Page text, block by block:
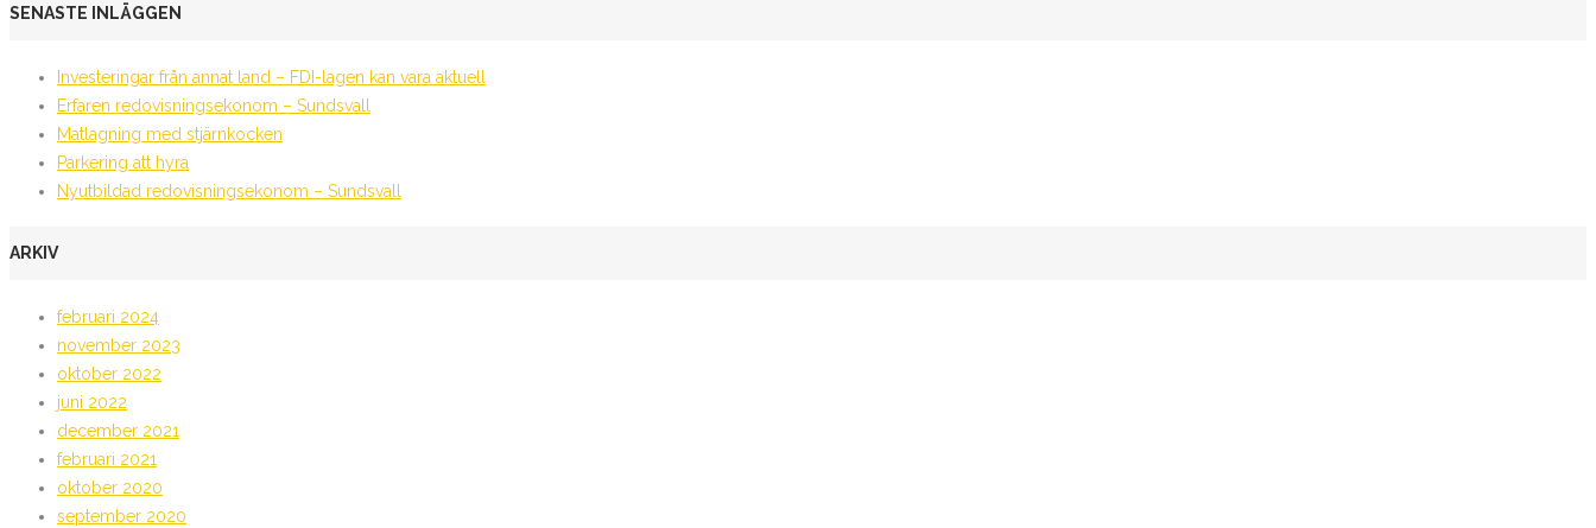
SENASTE INLÄGGEN
Investeringar från annat land – FDI-lagen kan vara aktuell
Erfaren redovisningsekonom – Sundsvall
Matlagning med stjärnkocken
Parkering att hyra
Nyutbildad redovisningsekonom – Sundsvall
ARKIV
februari 2024
november 2023
oktober 2022
juni 2022
december 2021
februari 2021
oktober 2020
september 2020